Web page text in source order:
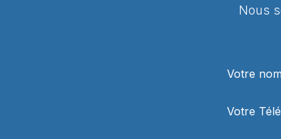
Nous
Votre
Votre